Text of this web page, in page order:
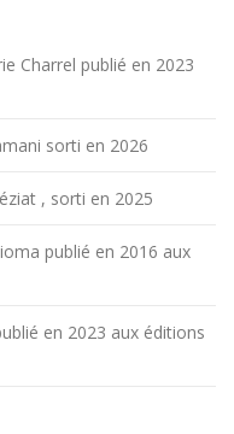
Charrel publié en 2023
sorti en 2026
, sorti en 2025
publié en 2016 aux
en 2023 aux éditions